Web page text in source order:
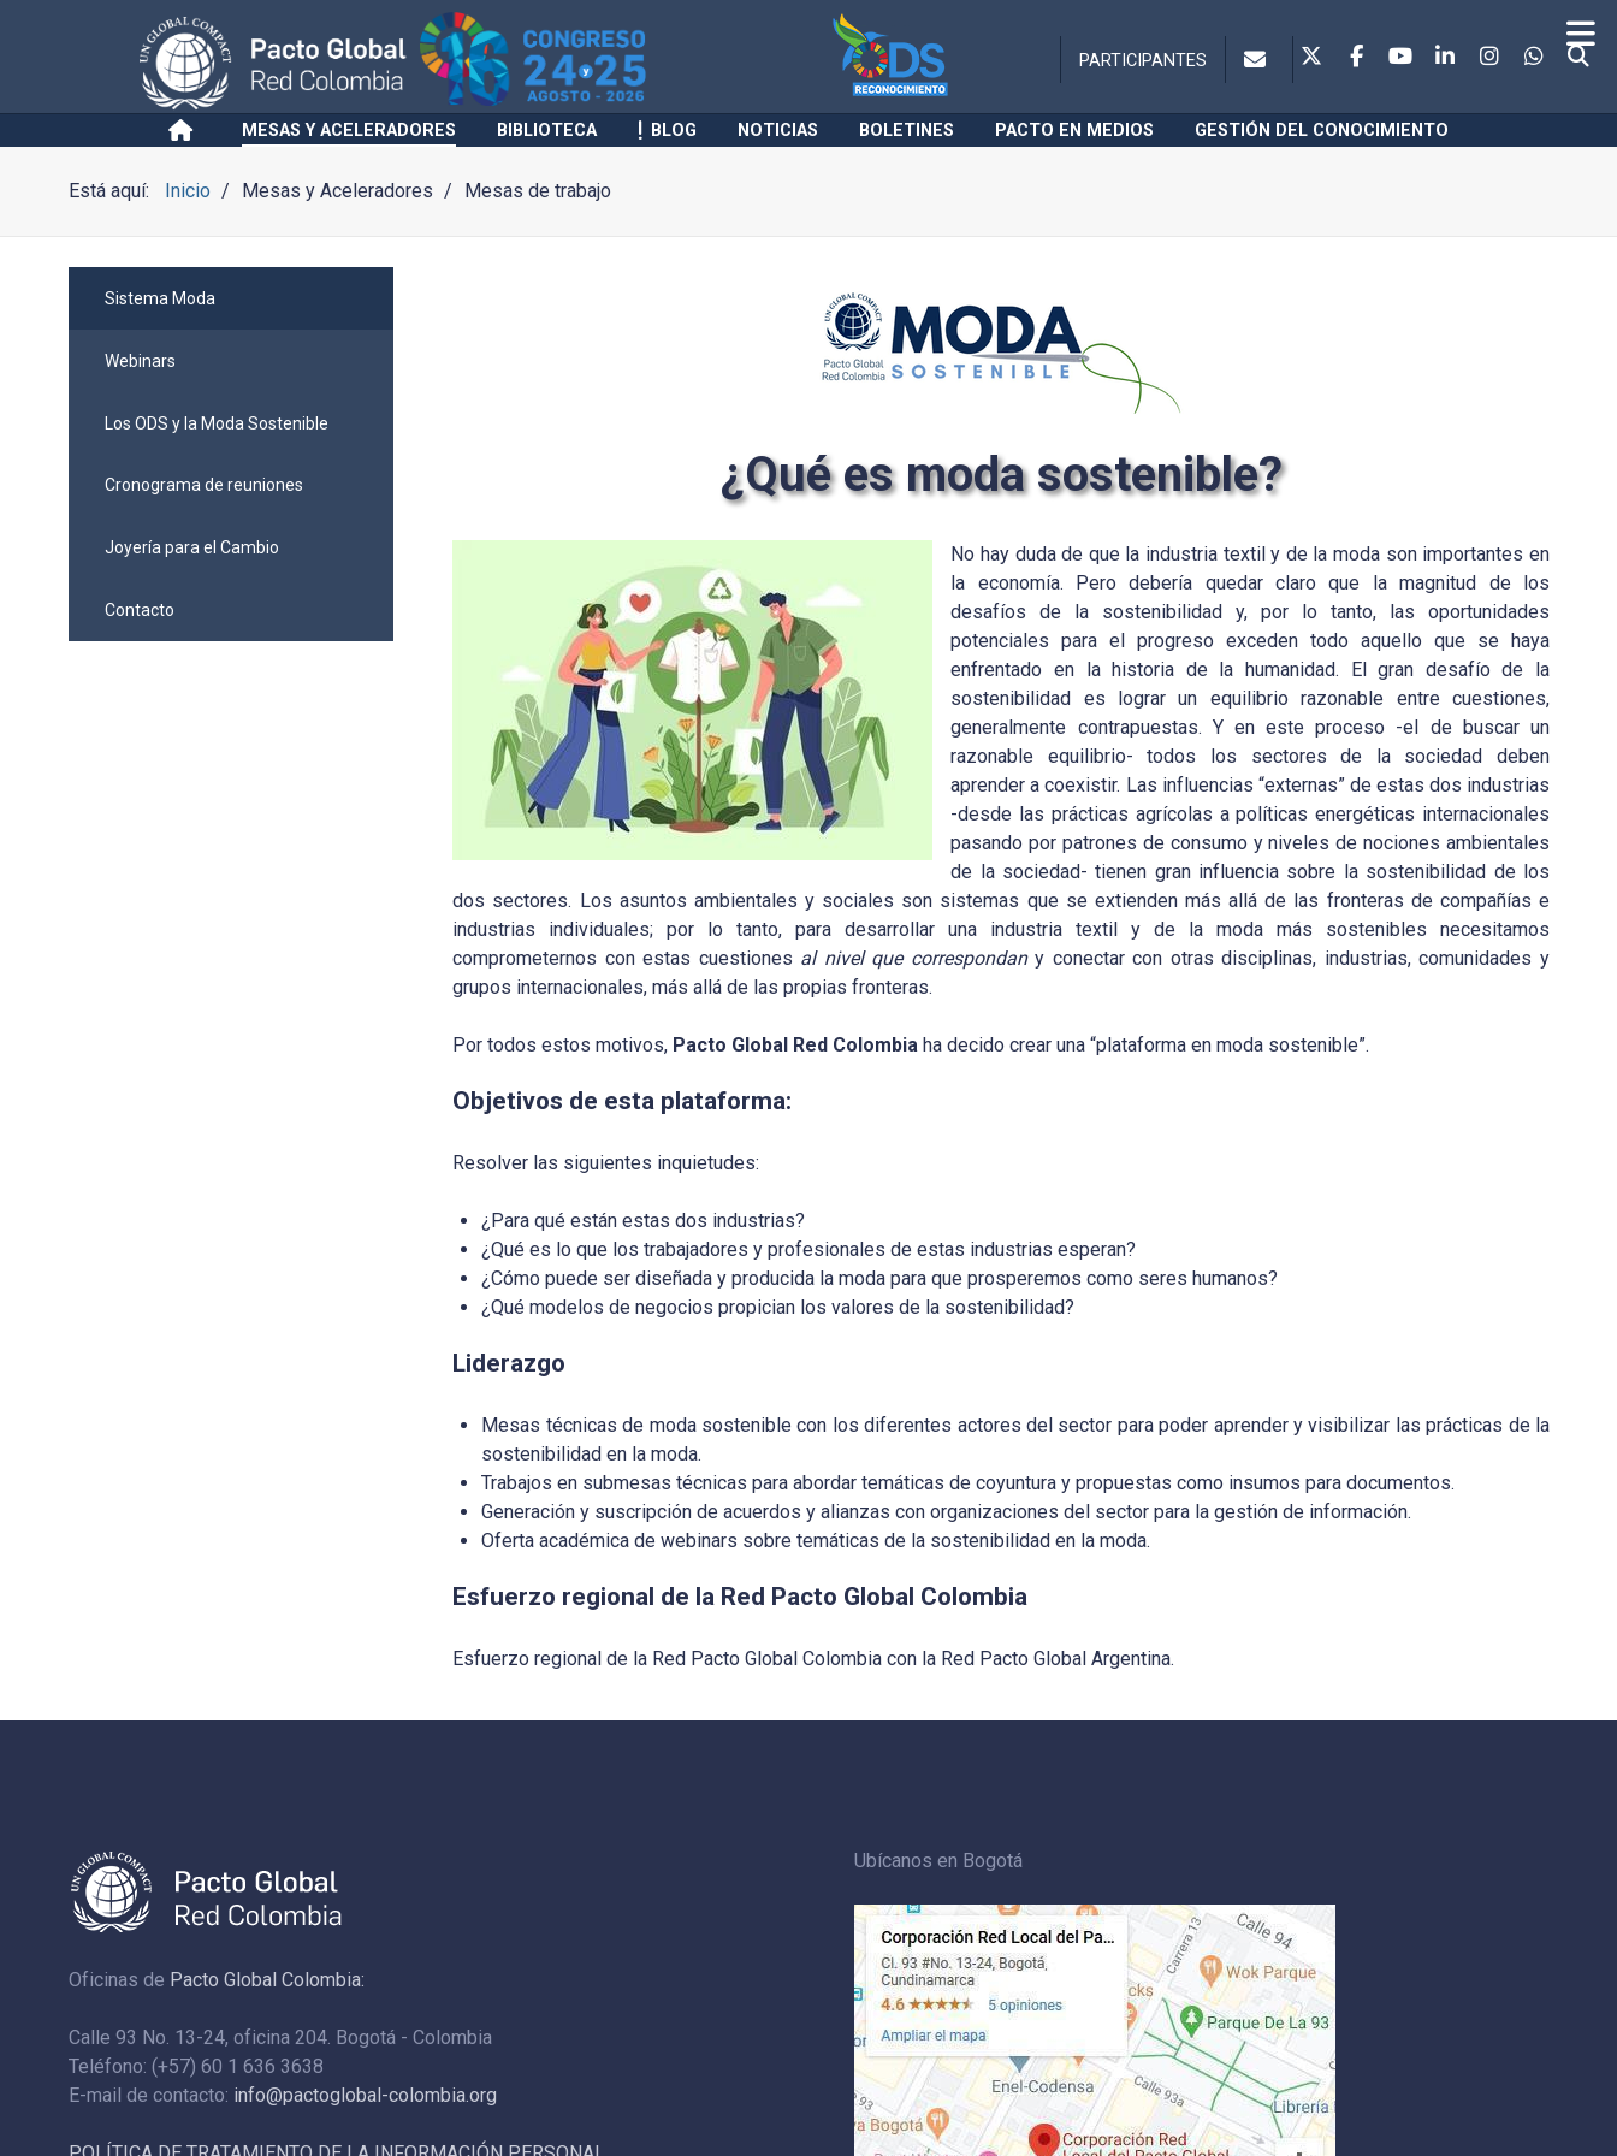
PARTICIPANTES
MESAS Y ACELERADORES BIBLIOTECA BLOG NOTICIAS BOLETINES PACTO EN MEDIOS GESTIÓN DEL CONOCIMIENTO
Está aquí: Inicio Mesas y Aceleradores Mesas de trabajo
Sistema Moda
Webinars
Los ODS y la Moda Sostenible
Cronograma de reuniones
Joyería para el Cambio
Contacto
¿Qué es moda sostenible?
No hay duda de que la industria textil y de la moda son importantes en
la economía. Pero debería quedar claro que la magnitud de los
desafíos de la sostenibilidad y, por lo tanto, las oportunidades
potenciales para el progreso exceden todo aquello que se haya
enfrentado en la historia de la humanidad. El gran desafío de la
sostenibilidad es lograr un equilibrio razonable entre cuestiones,
generalmente contrapuestas. Y en este proceso -el de buscar un
razonable equilibrio- todos los sectores de la sociedad deben
aprender a coexistir. Las influencias “externas” de estas dos industrias
-desde las prácticas agrícolas a políticas energéticas internacionales
pasando por patrones de consumo y niveles de nociones ambientales
de la sociedad- tienen gran influencia sobre la sostenibilidad de los
dos sectores. Los asuntos ambientales y sociales son sistemas que se extienden más allá de las fronteras de compañías e
industrias individuales; por lo tanto, para desarrollar una industria textil y de la moda más sostenibles necesitamos
comprometernos con estas cuestiones al nivel que correspondany conectar con otras disciplinas, industrias, comunidades y
grupos internacionales, más allá de las propias fronteras.
Por todos estos motivos, Pacto Global Red Colombia ha decido crear una “plataforma en moda sostenible”.
Objetivos de esta plataforma:
Resolver las siguientes inquietudes:
¿Para qué están estas dos industrias?
¿Qué es lo que los trabajadores y profesionales de estas industrias esperan?
¿Cómo puede ser diseñada y producida la moda para que prosperemos como seres humanos?
¿Qué modelos de negocios propician los valores de la sostenibilidad?
Liderazgo
Mesas técnicas de moda sostenible con los diferentes actores del sector para poder aprender y visibilizar las prácticas de la
sostenibilidad en la moda.
Trabajos en submesas técnicas para abordar temáticas de coyuntura y propuestas como insumos para documentos.
Generación y suscripción de acuerdos y alianzas con organizaciones del sector para la gestión de información.
Oferta académica de webinars sobre temáticas de la sostenibilidad en la moda.
Esfuerzo regional de la Red Pacto Global Colombia
Esfuerzo regional de la Red Pacto Global Colombia con la Red Pacto Global Argentina.
Oficinas de Pacto Global Colombia:
Calle 93 No. 13-24, oficina 204. Bogotá - Colombia
Teléfono: (+57) 60 1 636 3638
E-mail de contacto: info@pactoglobal-colombia.org
Ubícanos en Bogotá